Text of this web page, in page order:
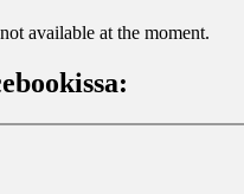
available at the moment.